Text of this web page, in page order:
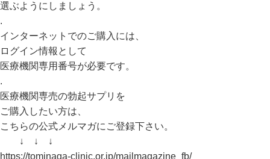
選ぶようにしましょう。
.
インターネットでのご購入には、
ログイン情報として
医療機関専用番号が必要です。
.
医療機関専売の勃起サプリを
ご購入したい方は、
こちらの公式メルマガにご登録下さい。
↓ ↓ ↓
https://tominaga-clinic.or.jp/mailmagazine_fb/